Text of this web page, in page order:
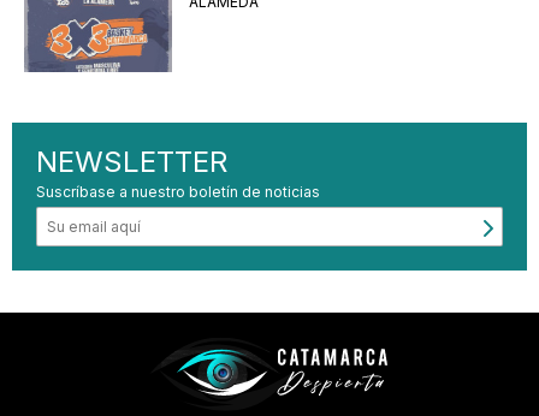
NEWSLETTER
Suscríbase a nuestro boletín de noticias